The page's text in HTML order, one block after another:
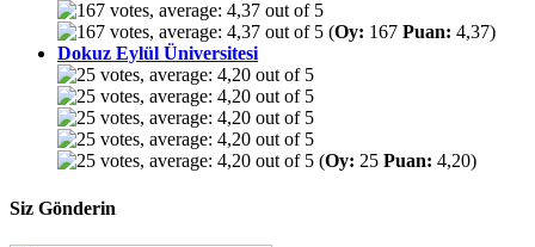
(Oy: 167 Puan: 4,37)
Dokuz Eylül Üniversitesi
(Oy: 25 Puan: 4,20)
Siz Gönderin